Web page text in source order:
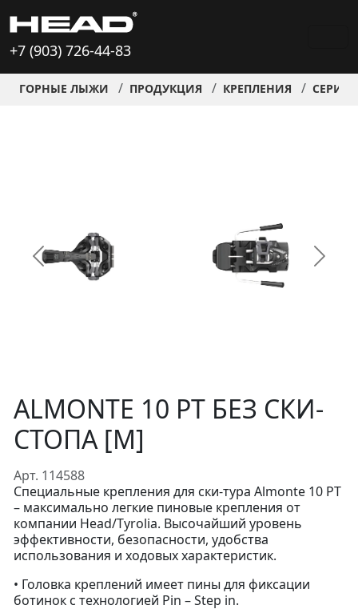
+7 (903) 726-44-83
ГОРНЫЕ ЛЫЖИ ПРОДУКЦИЯ КРЕПЛЕНИЯ СЕРИЯ
ALMONTE 10 PT БЕЗ СКИ-
СТОПА [M]
Арт. 114588
Специальные крепления для ски-тура Almonte 10 PT
– максимально легкие пиновые крепления от
компании Head/Tyrolia. Высочайший уровень
эффективности, безопасности, удобства
использования и ходовых характеристик.
• Головка креплений имеет пины для фиксации
ботинок с технологией Pin – Step in.